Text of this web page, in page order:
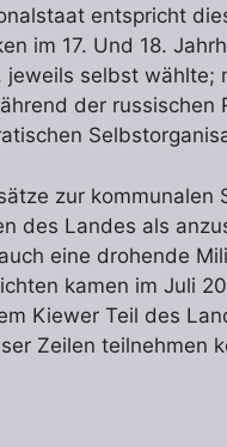
entspricht
im 17. Und 18.
selbst wählte;
der russischen
zur kommunalen
des Landes als
eine drohende
kamen im Juli
Kiewer Teil des
Zeilen teilnehmen